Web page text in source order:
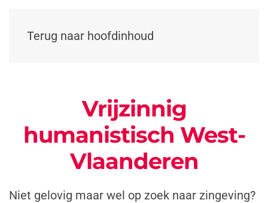
Terug naar hoofdinhoud
Vrijzinnig
humanistisch West-
Vlaanderen
Niet gelovig maar wel op zoek naar zingeving?